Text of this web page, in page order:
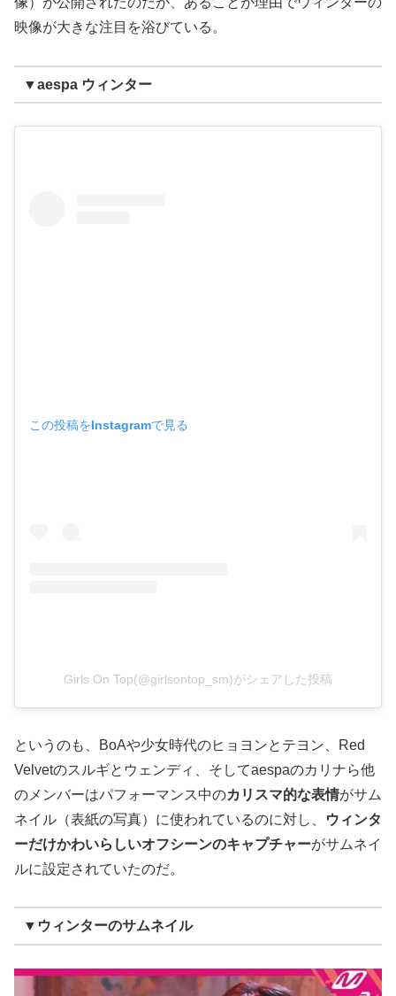
映像が大きな注目を浴びている。
▼aespa ウィンター
この投稿をInstagramで見る
Girls On Top(@girlsontop_sm)がシェアした投稿
というのも、BoAや少女時代のヒョヨンとテヨン、Red
Velvetのスルギとウェンディ、そしてaespaのカリナら他
のメンバーはパフォーマンス中のカリスマ的な表情がサム
ネイル（表紙の写真）に使われているのに対し、
ウィンタ
ーだけかわいらしいオフシーンのキャプチャーがサムネイ
ルに設定されていたのだ。
▼ウィンターのサムネイル